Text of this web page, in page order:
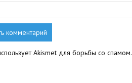
Akismet для борьбы со спамом.